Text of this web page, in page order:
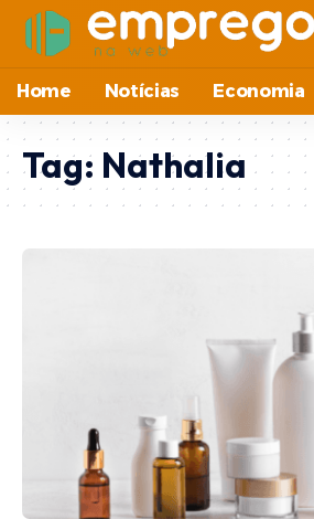
Home Notícias Economia
Tag: Nathalia